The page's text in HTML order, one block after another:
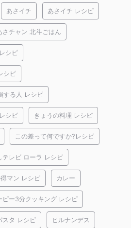
あさイチ あさイチ レシピ
さチャン 北斗ごはん
シピ
シピ
する人 レシピ
シピ きょうの料理 レシピ
この差って何ですか?レシピ
テレビ ローラ レシピ
マン レシピ カレー
ピー3分クッキング レシピ
スタ レシピ ヒルナンデス